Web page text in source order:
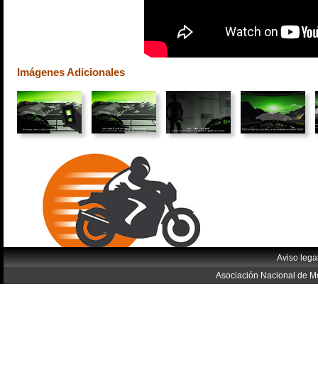
Imágenes Adicionales
Aviso
Asociación Nacional de